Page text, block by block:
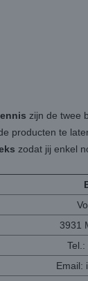
zijn de twee
producten te
zodat jij enkel
3931
Email: